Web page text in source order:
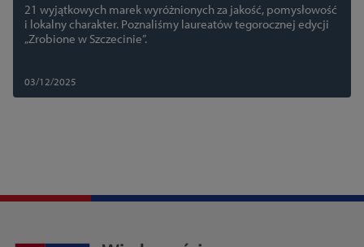
21 wyjątkowych marek wyróżnionych za jakość, pomysłowość
i lokalny charakter. Poznaliśmy laureatów tegorocznej edycji
„Zrobione w Szczecinie”.
03/12/2025